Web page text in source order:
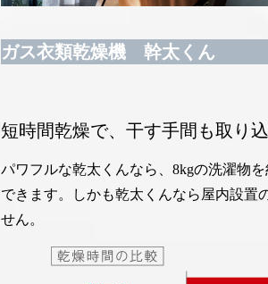
ガス衣類乾燥機 幹太くん
短時間乾燥で、干す手間も取り
パワフルな乾太くんなら、8kgの洗濯物
できます。しかも乾太くんなら屋内設置
せん。